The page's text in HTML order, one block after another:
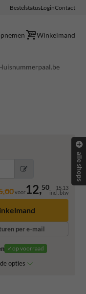
BestelstatusLoginContact
Winkelmand
voor12,50 15,13
incl. btw
per e-mail
✓op voorraad
opties
alle shops